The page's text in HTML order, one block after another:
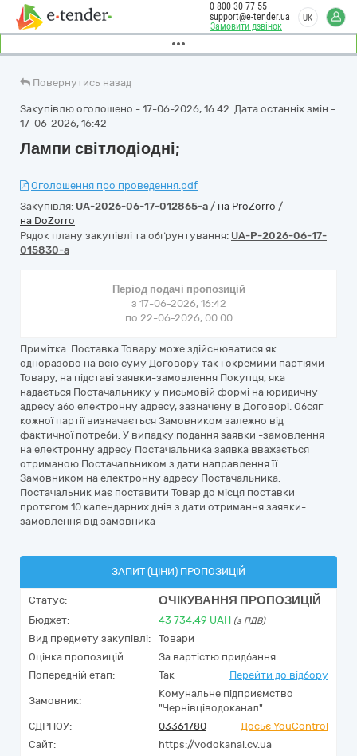
Замовити дзвінок
0 800 30 77 55
support@e-tender.ua
UK
Повернутись назад
Закупівлю оголошено - 17-06-2026, 16:42. Дата останніх змін -
17-06-2026, 16:42
Лампи світлодіодні;
Оголошення про проведення.pdf
Закупівля: UA-2026-06-17-012865-a / на ProZorro /
на DoZorro
Рядок плану закупівлі та обґрунтування: UA-P-2026-06-17-
015830-a
Період подачі пропозицій
з 17-06-2026, 16:42
по 22-06-2026, 00:00
Примітка: Поставка Товару може здійснюватися як
одноразово на всю суму Договору так і окремими партіями
Товару, на підставі заявки-замовлення Покупця, яка
надається Постачальнику у письмовій формі на юридичну
адресу або електронну адресу, зазначену в Договорі. Обсяг
кожної партії визначається Замовником залежно від
фактичної потреби. У випадку подання заявки -замовлення
на електронну адресу Постачальника заявка вважається
отриманою Постачальником з дати направлення її
Замовником на електронну адресу Постачальника.
Постачальник має поставити Товар до місця поставки
протягом 10 календарних днів з дати отримання заявки-
замовлення від замовника
ЗАПИТ (ЦІНИ) ПРОПОЗИЦІЙ
Статус: ОЧІКУВАННЯ ПРОПОЗИЦІЙ
Бюджет: 43 734,49 UAH (з ПДВ)
Вид предмету закупівлі:
Товари
Оцінка пропозицій:
За вартістю придбання
Попередній етап:
Так Перейти до відбору
Замовник:
Комунальне підприємство
"Чернівціводоканал"
ЄДРПОУ:
03361780
Досьє YouControl
Сайт:
https://vodokanal.cv.ua